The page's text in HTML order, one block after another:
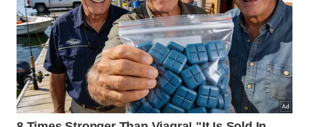
superficiais, mas não resolve sozinha raízes muito
profundas ou solos compactados, que podem
favorecer a rebrota. Nesses casos, o ideal é
combinar o uso pontual da solução com capina
manual e melhorias no rejunte, criando um manejo
contínuo das frestas.
Alguns jardineiros relatam bons resultados ao